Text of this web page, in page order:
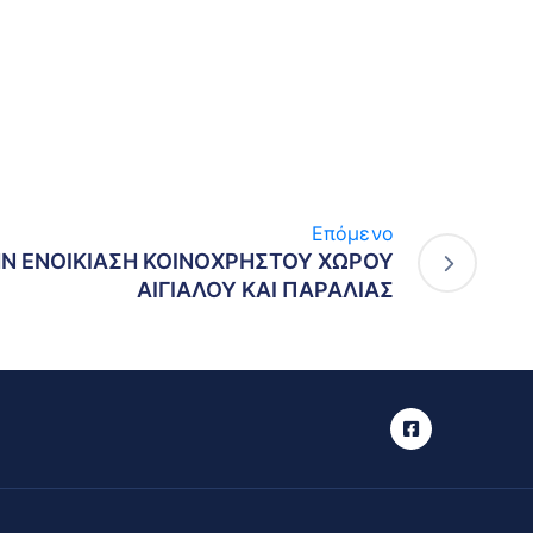
Επόμενο
ΕΝΟΙΚΙΑΣΗ ΚΟΙΝΟΧΡΗΣΤΟΥ ΧΩΡΟΥ
ΑΙΓΙΑΛΟΥ ΚΑΙ ΠΑΡΑΛΙΑΣ